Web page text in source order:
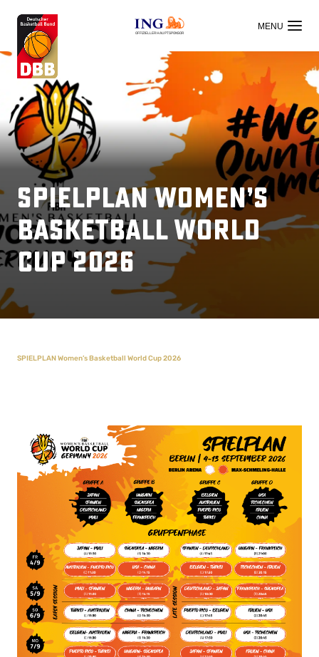
OFFIZIELLER HAUPTSPONSOR
SPIELPLAN Women’s
Basketball World
Cup 2026
SPIELPLAN Women’s Basketball World Cup 2026